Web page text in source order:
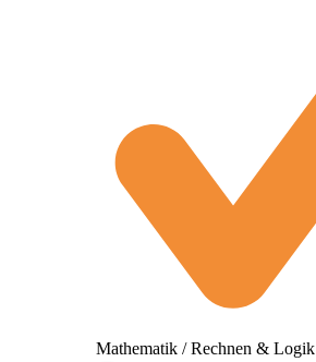
Mathematik / Rechnen & Logik